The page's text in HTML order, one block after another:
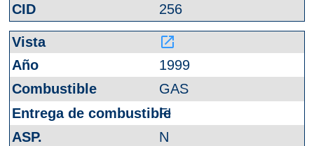
256
launch
1999
GAS
FI
N